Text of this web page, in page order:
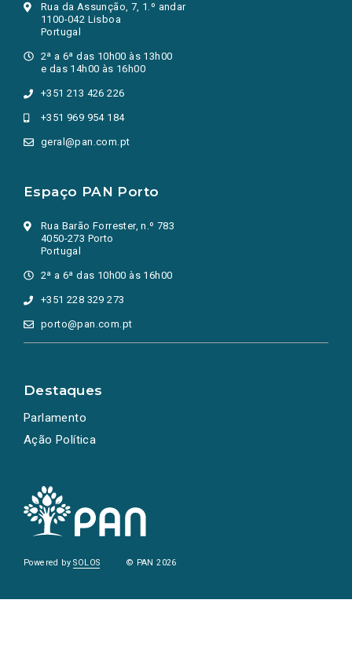
Rua da Assunção, 7, 1.º andar
1100-042 Lisboa
Portugal
2ª a 6ª das 10h00 às 13h00
e das 14h00 às 16h00
+351 213 426 226
+351 969 954 184
geral@pan.com.pt
Espaço PAN Porto
Rua Barão Forrester, n.º 783
4050-273 Porto
Portugal
2ª a 6ª das 10h00 às 16h00
+351 228 329 273
porto@pan.com.pt
Destaques
Parlamento
Ação Política
Powered bySOLOS © PAN 2026